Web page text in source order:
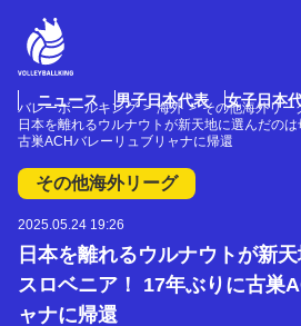
ニュース 男子日本代表 女子日本
バレーボールキング 海外 その他海外リー
日本を離れるウルナウトが新天地に選んだの
古巣ACHバレーリュブリャナに帰還
その他海外リーグ
2025.05.24 19:26
日本を離れるウルナウトが新
スロベニア！ 17年ぶりに古巣
ャナに帰還